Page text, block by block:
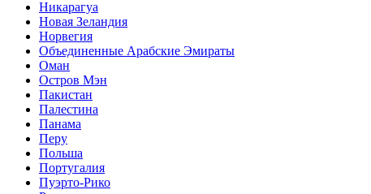
Никарагуа
Новая Зеландия
Норвегия
Объединенные Арабские Эмираты
Оман
Остров Мэн
Пакистан
Палестина
Панама
Перу
Польша
Португалия
Пуэрто-Рико